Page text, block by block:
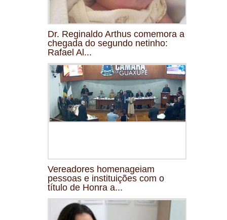
Dr. Reginaldo Arthus comemora a
chegada do segundo netinho:
Rafael Al...
Vereadores homenageiam
pessoas e instituições com o
título de Honra a...